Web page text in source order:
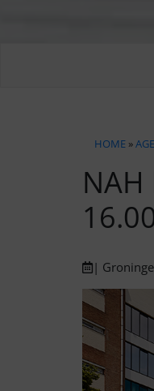
HOME »
|